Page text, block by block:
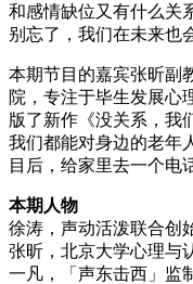
和感情缺位又有什么关
别忘了，我们在未来也
本期节目的嘉宾张昕副
院，专注于毕生发展心
版了新作《没关系，我
我们都能对身边的老年
目后，给家里去一个电
本期人物
徐涛，声动活泼联合创
张昕，北京大学心理与
一凡，「声东击西」监